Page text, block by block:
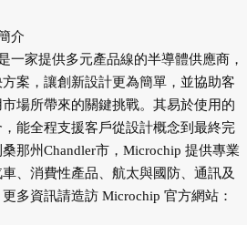
介
一家提供多元產品線的半導體供應商，
案，讓創新設計更為簡單，並協助客
場所帶來的關鍵挑戰。其易於使用的
能全程支援客戶從設計概念到最終完
那州Chandler市，Microchip 提供專業
、消費性產品、航太與國防、通訊及
多資訊請造訪 Microchip 官方網站：